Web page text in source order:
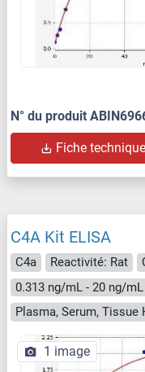
N° du produit
Fiche technique
C4A Kit ELISA
C4a Reactivité: Rat
0.313 ng/mL - 20 ng/mL
Plasma, Serum, Tissue
1 image